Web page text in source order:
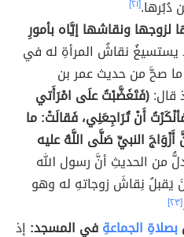
دُبُرها.[٢١]
ونقاشها إيَّاه بأمورِ
يستسيغُ نقاشُ المرأةِ له في
ما صحَّ من حديث عمر بن
قال:(فَتَغَضَّبْتُ علَى امْرَأَتي
أَنْ تُرَاجِعَنِي، فَقالَتْ: ما
أَزْوَاجَ النبيِّ صَلَّى اللَّهُ عليه
من الحديثِ أنَّ رسول الله
يَقبلُ نِقاشَ زوجاتهِ له وهو
[٢٣]
بصلاةِ الجماعةِفي المسجد: إذ